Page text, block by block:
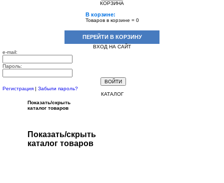
КОРЗИНА
В корзине:
Товаров в корзине = 0
ПЕРЕЙТИ В КОРЗИНУ
ВХОД НА САЙТ
e-mail:
Пароль:
Регистрация
Забыли пароль?
КАТАЛОГ
Показать/скрыть
каталог товаров
Показать/скрыть
каталог товаров